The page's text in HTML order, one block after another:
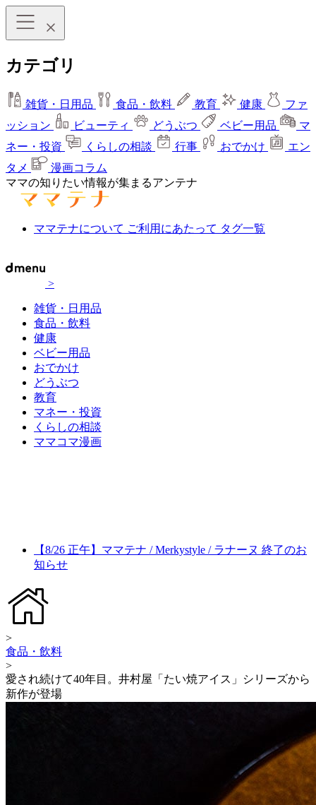
カテゴリ
雑貨・日用品 食品・飲料 教育 健康
ファ
ッション
ビューティ どうぶつ ベビー用品
マ
ネー・投資
くらしの相談 行事 おでかけ
エン
タメ
漫画コラム
ママの知りたい情報が集まるアンテナ
ママテナについて ご利用にあたって タグ一覧
>
雑貨・日用品
食品・飲料
健康
ベビー用品
おでかけ
どうぶつ
教育
マネー・投資
くらしの相談
ママコマ漫画
【8/26 正午】ママテナ / Merkystyle / ラナーヌ 終了のお
知らせ
>
食品・飲料
>
愛され続けて40年目。井村屋「たい焼アイス」シリーズから
新作が登場